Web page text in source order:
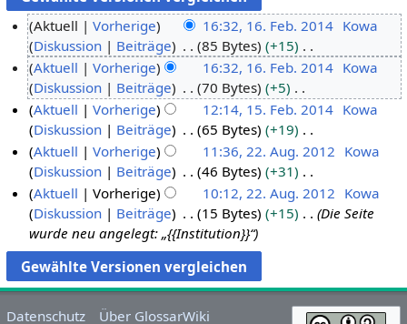
6
F
b
u
2
0
Aktuell Vorherige 16:32, 16. Feb. 2014 Kowa
Diskussion
Beiträge 85 Bytes
+15
K
e
i
n
e
B
e
a
r
e
i
Aktuell Vorherige 16:32, 16. Feb. 2014 Kowa
Diskussion
Beiträge 70 Bytes
+5
K
e
i
n
e
B
e
a
r
b
5
F
r
u
Aktuell Vorherige 12:14, 15. Feb. 2014 Kowa
Diskussion
Beiträge 65 Bytes
+19
K
e
i
n
e
B
e
a
2
u
g
Aktuell Vorherige 11:36, 22. Aug. 2012 Kowa
Diskussion
Beiträge 46 Bytes
+31
K
e
i
n
e
B
e
Aktuell Vorherige 10:12, 22. Aug. 2012 Kowa
Diskussion
Beiträge 15 Bytes +15
Die Seite
wurde neu angelegt: „{{Institution}}“
Datenschutz Über GlossarWiki